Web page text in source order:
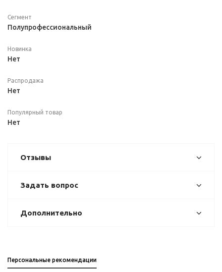
Сегмент
Полупрофессиональный
Новинка
Нет
Распродажа
Нет
Популярный товар
Нет
Отзывы
Задать вопрос
Дополнительно
Персональные рекомендации